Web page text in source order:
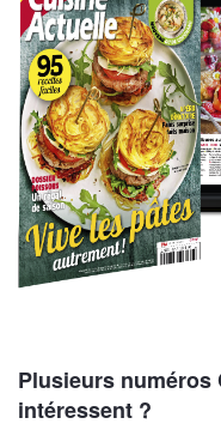
Plusieurs
intéressent ?